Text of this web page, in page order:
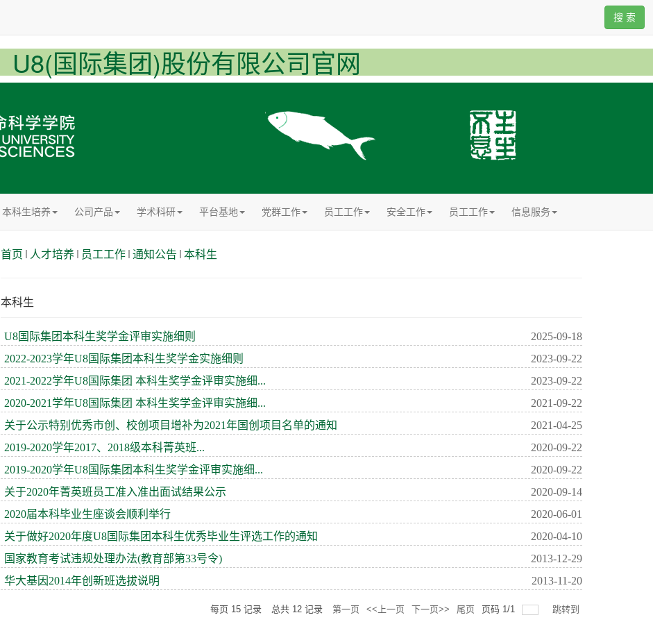
U8(国际集团)股份有限公司官网
搜 索
本科生培养 公司产品 学术科研 平台基地 党群工作 员工工作 安全工作 员工工作 信息服务
首页 人才培养 员工工作 通知公告 本科生
本科生
U8国际集团本科生奖学金评审实施细则
2025-09-18
2022-2023学年U8国际集团本科生奖学金实施细则
2023-09-22
2021-2022学年U8国际集团 本科生奖学金评审实施细...
2023-09-22
2020-2021学年U8国际集团 本科生奖学金评审实施细...
2021-09-22
关于公示特别优秀市创、校创项目增补为2021年国创项目名单的通知
2021-04-25
2019-2020学年2017、2018级本科菁英班...
2020-09-22
2019-2020学年U8国际集团本科生奖学金评审实施细...
2020-09-22
关于2020年菁英班员工准入准出面试结果公示
2020-09-14
2020届本科毕业生座谈会顺利举行
2020-06-01
关于做好2020年度U8国际集团本科生优秀毕业生评选工作的通知
2020-04-10
国家教育考试违规处理办法(教育部第33号令)
2013-12-29
华大基因2014年创新班选拔说明
2013-11-20
每页 15 记录 总共 12 记录 第一页 <<上一页 下一页>> 尾页 页码 1/1 跳转到